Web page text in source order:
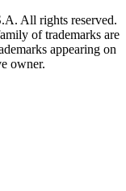
All rights reserved.
of trademarks are
appearing on
owner.